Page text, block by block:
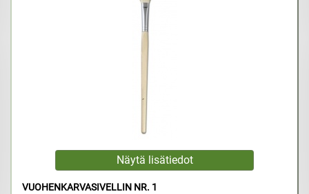
VUOHENKARVASIVELLIN NR. 1